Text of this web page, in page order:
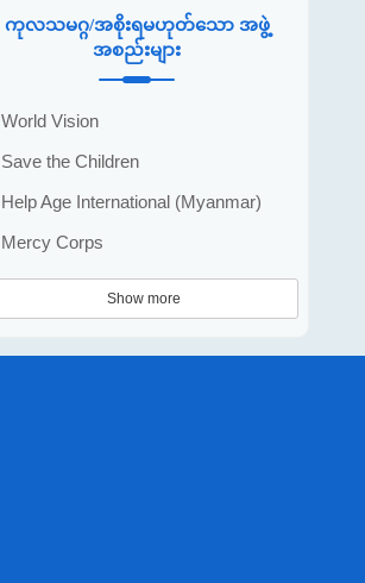
ကုလသမဂ္ဂ/အစိုးရမဟုတ်သော အဖွဲ့
အစည်းများ
World Vision
Save the Children
Help Age International (Myanmar)
Mercy Corps
Show more